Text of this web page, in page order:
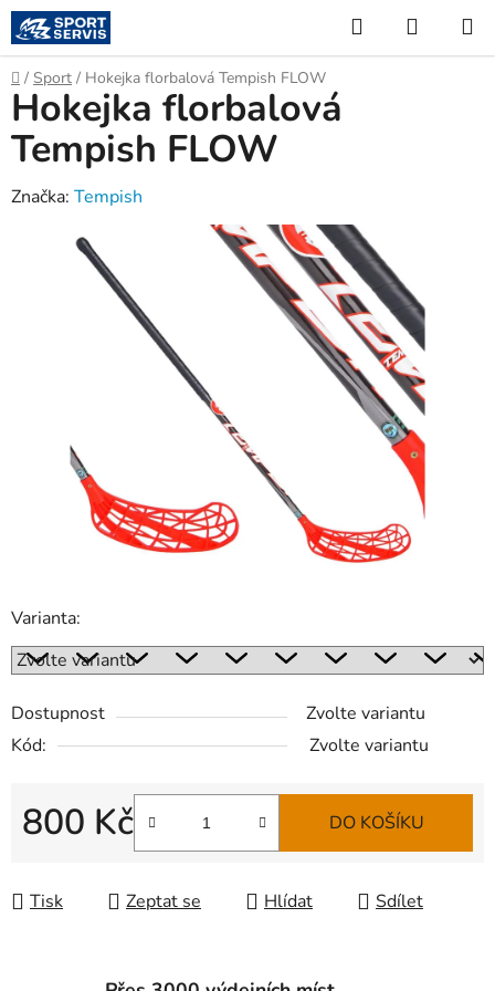
Přejít
na
obsah
Hledat
KOŠÍK
Domů
/ Sport / Hokejka florbalová Tempish FLOW
Varianta:
Dostupnost
Zvolte variantu
Kód:
Zvolte variantu
800 Kč DO KOŠÍKU
Tisk Zeptat se Hlídat Sdílet
Hokejka florbalová
Tempish FLOW
Značka: Tempish